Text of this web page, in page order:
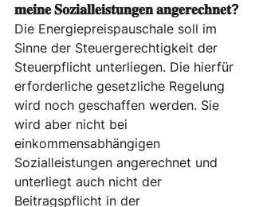
𝐦𝐞𝐢𝐧𝐞 𝐒𝐨𝐳𝐢𝐚𝐥𝐥𝐞𝐢𝐬𝐭𝐮𝐧𝐠𝐞𝐧 𝐚𝐧𝐠𝐞𝐫𝐞𝐜𝐡𝐧𝐞𝐭?
Die Energiepreispauschale soll im
Sinne der Steuergerechtigkeit der
Steuerpflicht unterliegen. Die hierfür
erforderliche gesetzliche Regelung
wird noch geschaffen werden. Sie
wird aber nicht bei
einkommensabhängigen
Sozialleistungen angerechnet und
unterliegt auch nicht der
Beitragspflicht in der